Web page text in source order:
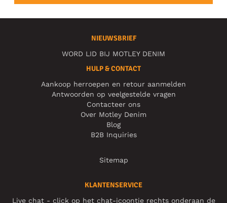
NIEUWSBRIEF
WORD LID BIJ MOTLEY DENIM
HULP & CONTACT
Aankoop herroepen en retour aanmelden
Antwoorden op veelgestelde vragen
Contacteer ons
Over Motley Denim
Blog
B2B Inquiries
Sitemap
KLANTENSERVICE
Live chat - click op het chat-icoontje rechts onderaan de